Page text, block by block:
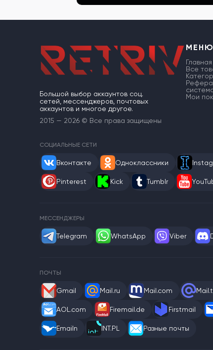
Большой выбор аккаунтов соц.
сетей, мессенджеров, почтовых
аккаунтов и многое другое.
2015 — 2026 © Все права защищены
МЕНЮ
Главная
Все
Мои
СОЦИАЛЬНЫЕ СЕТИ
Вконтакте Одноклассники
Pinterest Kick Tumblr
МЕССЕНДЖЕРЫ
Telegram WhatsApp Viber
ПОЧТЫ
Gmail Mail.ru Mail.com
AOL.com Firemail.de Firstmail
Emailn INT.PL Разные почты